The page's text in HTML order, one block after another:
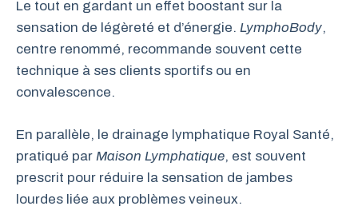
Le tout en gardant un effet boostant sur la
sensation de légèreté et d’énergie. LymphoBody,
centre renommé, recommande souvent cette
technique à ses clients sportifs ou en
convalescence.
En parallèle, le drainage lymphatique Royal Santé,
pratiqué par Maison Lymphatique, est souvent
prescrit pour réduire la sensation de jambes
lourdes liée aux problèmes veineux.